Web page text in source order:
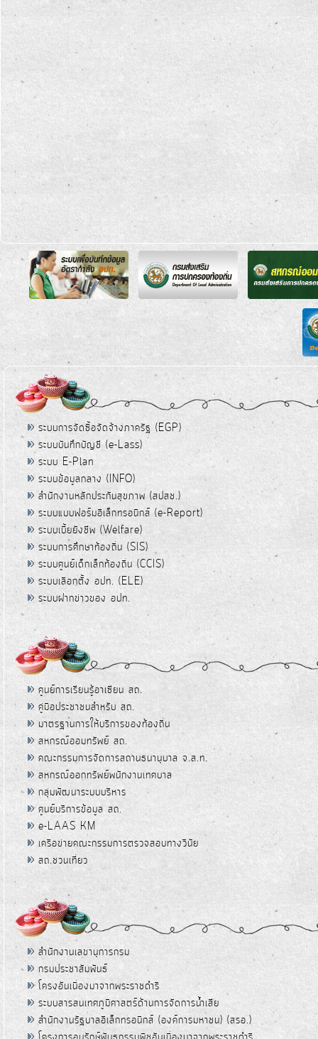
ระบบการจัดซื้อจัดจ้างภาครัฐ (EGP)
ระบบบันทึกบัญชี (e-Lass)
ระบบ E-Plan
ระบบข้อมูลกลาง (INFO)
สำนักงานหลักประกันสุขภาพ (สปสช.)
ระบบแบบฟอร์มอิเล็กทรอนิกส์ (e-Report)
ระบบเบี้ยยังชีพ (Welfare)
ระบบการศึกษาท้องถิ่น (SIS)
ระบบศูนย์เด็กเล็กท้องถิ่น (CCIS)
ระบบเลือกตั้ง อปท. (ELE)
ระบบฝากข่าวของ อปท.
ศูนย์การเรียนรู้อาเซียน สถ.
คู่มือประชาชนสำหรับ สถ.
มาตรฐานการให้บริการของท้องถิ่น
สหกรณ์ออมทรัพย์ สถ.
คณะกรรมการจัดการสถานธนานุบาล จ.ส.ท.
สหกรณ์ออกทรัพย์พนักงานเทศบาล
กลุ่มพัฒนาระบบบริหาร
ศูนย์บริการข้อมูล สถ.
e-LAAS KM
เครือข่ายคณะกรรมการตรวจสอบทางวินัย
สถ.ชวนเที่ยว
สำนักงานเลขานุการกรม
กรมประชาสัมพันธ์
โครงอันเนื่องมาจากพระราชดำริ
ระบบสารสนเทศภูมิศาสตร์ด้านการจัดการน้ำเสีย
สำนักงานรัฐบาลอิเล็กทรอนิกส์ (องค์การมหาชน) (สรอ.)